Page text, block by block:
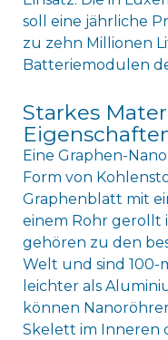
soll eine jährliche
zu zehn Millionen
Batteriemodulen
Starkes
Eine Graphen-
Form von
Graphenblatt mit
einem Rohr gerollt
gehören zu den
Welt und sind 100-
leichter als
können
Skelett im Inneren